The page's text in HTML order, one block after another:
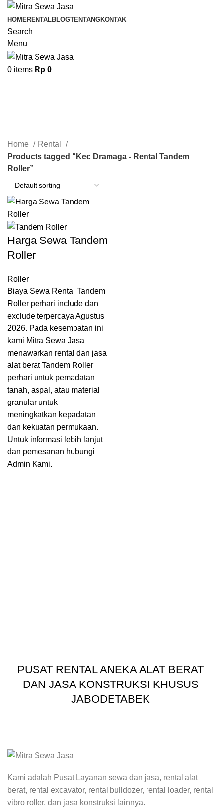
HOMERENTALBLOGTENTANGKONTAK
Search
Menu
0 items Rp 0
Home
Rental
Products tagged “Kec Dramaga - Rental Tandem
Roller”
Harga Sewa Tandem
Roller
Roller
Biaya Sewa Rental Tandem
Roller perhari include dan
exclude terpercaya Agustus
2026. Pada kesempatan ini
kami Mitra Sewa Jasa
menawarkan rental dan jasa
alat berat Tandem Roller
perhari untuk pemadatan
tanah, aspal, atau material
granular untuk
meningkatkan kepadatan
dan kekuatan permukaan.
Untuk informasi lebih lanjut
dan pemesanan hubungi
Admin Kami.
PUSAT RENTAL ANEKA ALAT BERAT
DAN JASA KONSTRUKSI KHUSUS
JABODETABEK
Kami adalah Pusat Layanan sewa dan jasa, rental alat
berat, rental excavator, rental bulldozer, rental loader, rental
vibro roller, dan jasa konstruksi lainnya.